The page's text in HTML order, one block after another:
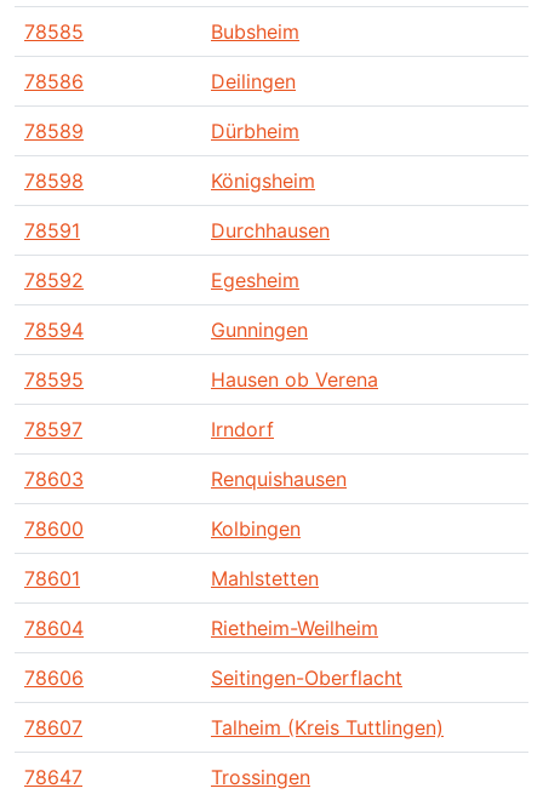
78585 Bubsheim
78586 Deilingen
78589 Dürbheim
78598 Königsheim
78591 Durchhausen
78592 Egesheim
78594 Gunningen
78595 Hausen ob Verena
78597 Irndorf
78603 Renquishausen
78600 Kolbingen
78601 Mahlstetten
78604 Rietheim-Weilheim
78606 Seitingen-Oberflacht
78607 Talheim (Kreis Tuttlingen)
78647 Trossingen